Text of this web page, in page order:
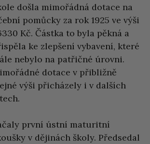
došla mimořádná dotace na
pomůcky za rok 1925 ve výši
Kč. Částka to byla pěkná a
ke zlepšení vybavení, které
nebylo na patřičné úrovni.
dotace v přibližně
výši přicházely i v dalších
první ústní maturitní
v dějinách školy. Předsedal